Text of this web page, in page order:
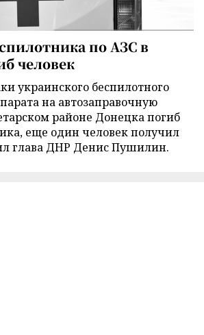
по АЗС в
человек
украинского беспилотного
на автозаправочную
районе Донецка погиб
еще один человек получил
глава ДНР Денис Пушилин.